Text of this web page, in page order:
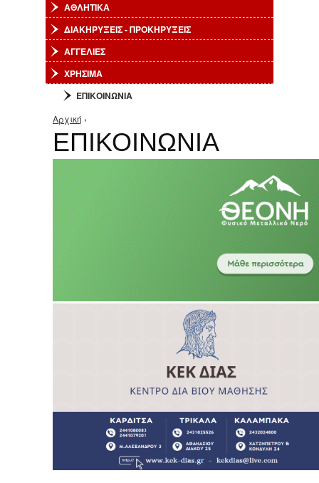
ΑΘΛΗΤΙΚΑ
ΔΙΑΚΗΡΥΞΕΙΣ - ΠΡΟΚΗΡΥΞΕΙΣ
ΑΓΓΕΛΙΕΣ
ΧΡΗΣΙΜΑ
ΕΠΙΚΟΙΝΩΝΙΑ
Είστε εδώ
Αρχική ›
ΕΠΙΚΟΙΝΩΝΙΑ